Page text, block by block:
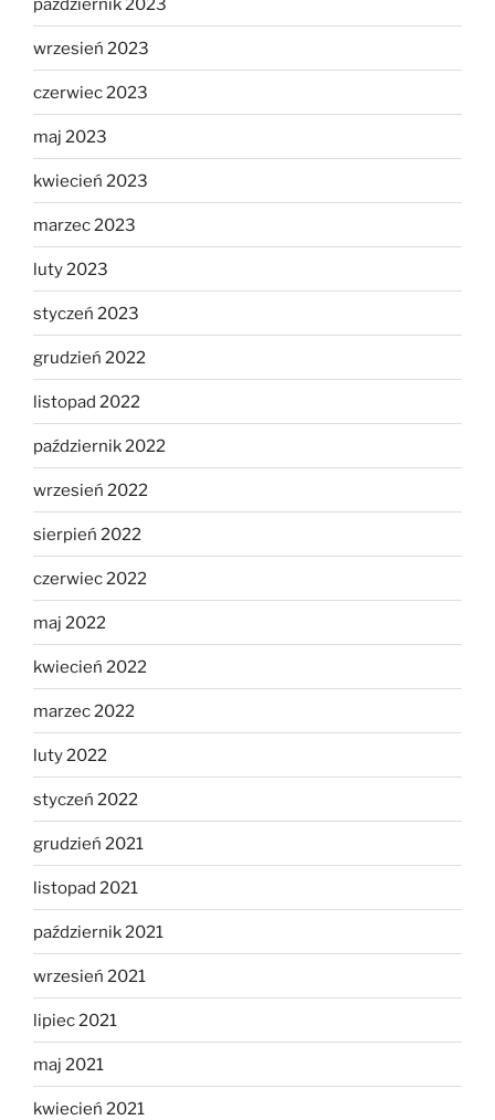
wrzesień 2023
czerwiec 2023
maj 2023
kwiecień 2023
marzec 2023
luty 2023
styczeń 2023
grudzień 2022
listopad 2022
październik 2022
wrzesień 2022
sierpień 2022
czerwiec 2022
maj 2022
kwiecień 2022
marzec 2022
luty 2022
styczeń 2022
grudzień 2021
listopad 2021
październik 2021
wrzesień 2021
lipiec 2021
maj 2021
kwiecień 2021